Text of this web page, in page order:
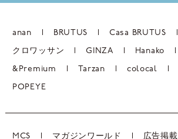
anan BRUTUS Casa BRUTUS
クロワッサン GINZA Hanako
&Premium Tarzan colocal
POPEYE
MCS マガジンワールド 広告掲載